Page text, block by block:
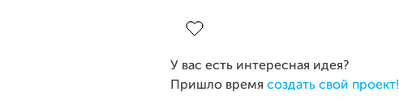
У вас есть интересная идея?
Пришло время создать свой проект!